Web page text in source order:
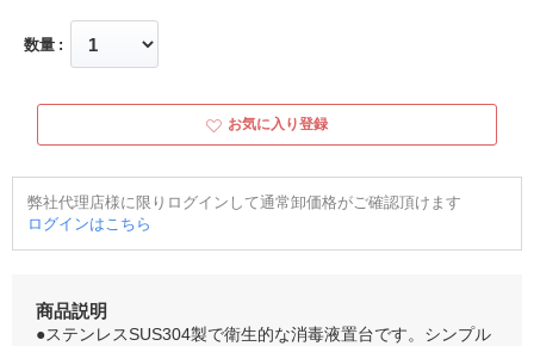
数量
お気に入り登録
弊社代理店様に限りログインして通常卸価格がご確認頂けます
ログインはこちら
商品説明
●ステンレスSUS304製で衛生的な消毒液置台です。シンプル